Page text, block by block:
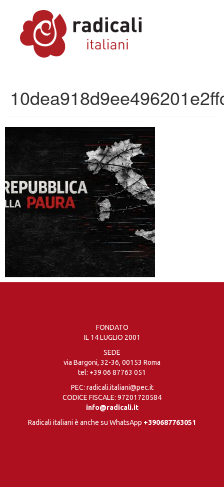
FONDATO
IL 14 LUGLIO 2001
SEDE
via Bargoni, 32-36, 00153 Roma
tel: +39 06 87763 051
PEC: radicali.italiani@pec.it
CODICE FISCALE: 97201720584
info@radicali.it
Radicali italiani è anche su WhatsApp +390687763051